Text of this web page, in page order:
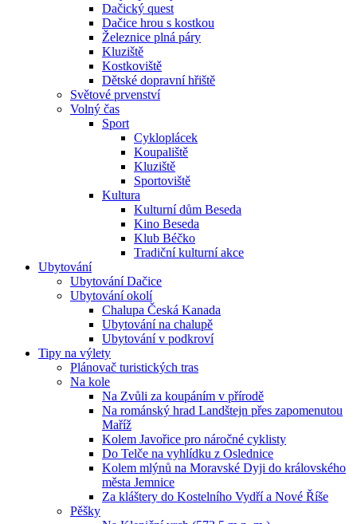
Dačický quest
Dačice hrou s kostkou
Železnice plná páry
Kluziště
Kostkoviště
Dětské dopravní hřiště
Světové prvenství
Volný čas
Sport
Cykloplácek
Koupaliště
Kluziště
Sportoviště
Kultura
Kulturní dům Beseda
Kino Beseda
Klub Béčko
Tradiční kulturní akce
Ubytování
Ubytování Dačice
Ubytování okolí
Chalupa Česká Kanada
Ubytování na chalupě
Ubytování v podkroví
Tipy na výlety
Plánovač turistických tras
Na kole
Na Zvůli za koupáním v přírodě
Na románský hrad Landštejn přes zapomenutou
Maříž
Kolem Javořice pro náročné cyklisty
Do Telče na vyhlídku z Oslednice
Kolem mlýnů na Moravské Dyji do královského
města Jemnice
Za kláštery do Kostelního Vydří a Nové Říše
Pěšky